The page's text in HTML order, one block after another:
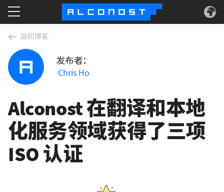
服务
使用案例
关于
返回博客
发布者：
Chris Ho
Alconost 在翻译和本地
化服务领域获得了三项
ISO 认证